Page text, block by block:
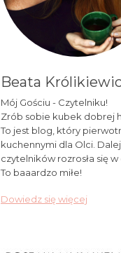
Beata
Mój Gościu - Czytelniku!
Zrób sobie kubek dobrej
To jest blog, który
kuchennymi dla Olci.
czytelników rozrosła się w
To baaardzo miłe!
Dowiedz się więcej